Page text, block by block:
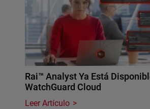
Rai™ Analyst Ya Está
WatchGuard Cloud
Leer Artículo